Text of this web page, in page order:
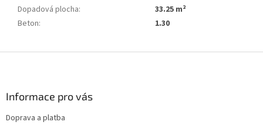
Dopadová plocha:
33.25 m²
Beton: 1.30
Informace pro vás
Doprava a platba